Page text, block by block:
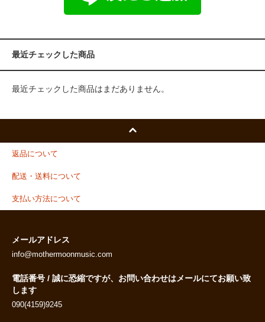
最近チェックした商品
最近チェックした商品はまだありません。
返品について
配送・送料について
支払い方法について
メールアドレス
info@mothermoonmusic.com
電話番号 / 誠に恐縮ですが、お問い合わせはメールにてお願い致
します
090(4159)9245